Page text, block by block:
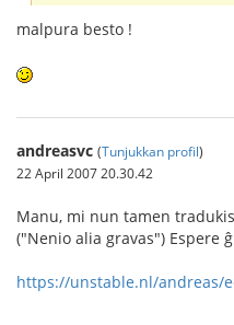
malpura besto !
andreasvc (Tunjukkan profil)
22 April 2007 20.30.42
Manu, mi nun tamen
("Nenio alia gravas") Espere
https://unstable.nl/andreas/